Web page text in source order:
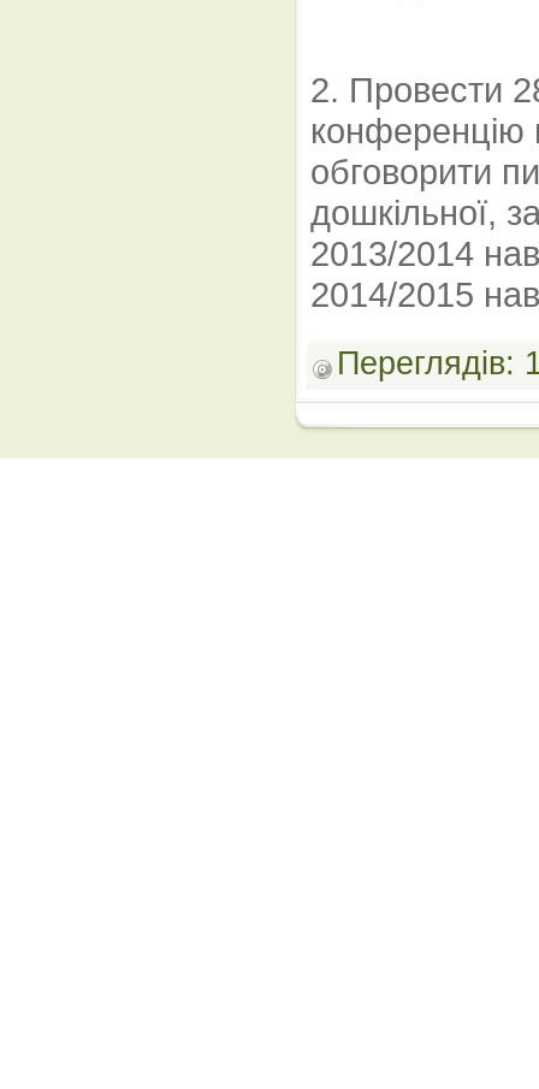
2. Провести
конференцію
обговорити
дошкільної,
2013/2014
2014/2015